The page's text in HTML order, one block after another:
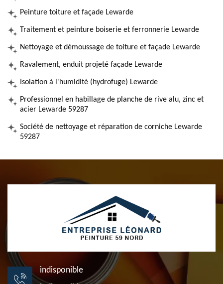
Peinture toiture et façade Lewarde
Traitement et peinture boiserie et ferronnerie Lewarde
Nettoyage et démoussage de toiture et façade Lewarde
Ravalement, enduit projeté façade Lewarde
Isolation à l'humidité (hydrofuge) Lewarde
Professionnel en habillage de planche de rive alu, zinc et
acier Lewarde 59287
Société de nettoyage et réparation de corniche Lewarde
59287
indisponible